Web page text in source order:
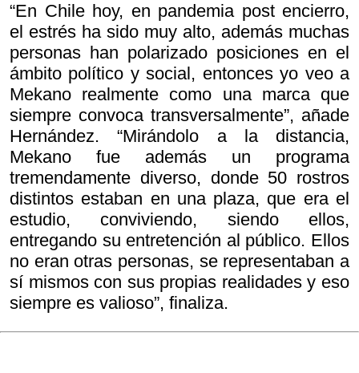
“En Chile hoy, en pandemia post encierro,
el estrés ha sido muy alto, además muchas
personas han polarizado posiciones en el
ámbito político y social, entonces yo veo a
Mekano realmente como una marca que
siempre convoca transversalmente”, añade
Hernández. “Mirándolo a la distancia,
Mekano fue además un programa
tremendamente diverso, donde 50 rostros
distintos estaban en una plaza, que era el
estudio, conviviendo, siendo ellos,
entregando su entretención al público. Ellos
no eran otras personas, se representaban a
sí mismos con sus propias realidades y eso
siempre es valioso”, finaliza.